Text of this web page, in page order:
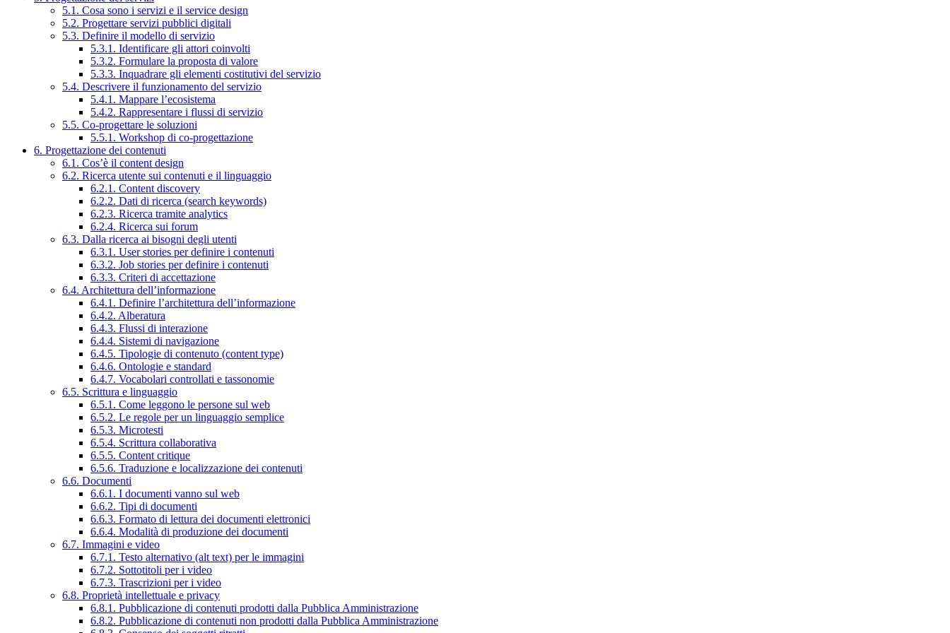
5.1. Cosa sono i servizi e il service design
5.2. Progettare servizi pubblici digitali
5.3. Definire il modello di servizio
5.3.1. Identificare gli attori coinvolti
5.3.2. Formulare la proposta di valore
5.3.3. Inquadrare gli elementi costitutivi del servizio
5.4. Descrivere il funzionamento del servizio
5.4.1. Mappare l’ecosistema
5.4.2. Rappresentare i flussi di servizio
5.5. Co-progettare le soluzioni
5.5.1. Workshop di co-progettazione
6. Progettazione dei contenuti
6.1. Cos’è il content design
6.2. Ricerca utente sui contenuti e il linguaggio
6.2.1. Content discovery
6.2.2. Dati di ricerca (search keywords)
6.2.3. Ricerca tramite analytics
6.2.4. Ricerca sui forum
6.3. Dalla ricerca ai bisogni degli utenti
6.3.1. User stories per definire i contenuti
6.3.2. Job stories per definire i contenuti
6.3.3. Criteri di accettazione
6.4. Architettura dell’informazione
6.4.1. Definire l’architettura dell’informazione
6.4.2. Alberatura
6.4.3. Flussi di interazione
6.4.4. Sistemi di navigazione
6.4.5. Tipologie di contenuto (content type)
6.4.6. Ontologie e standard
6.4.7. Vocabolari controllati e tassonomie
6.5. Scrittura e linguaggio
6.5.1. Come leggono le persone sul web
6.5.2. Le regole per un linguaggio semplice
6.5.3. Microtesti
6.5.4. Scrittura collaborativa
6.5.5. Content critique
6.5.6. Traduzione e localizzazione dei contenuti
6.6. Documenti
6.6.1. I documenti vanno sul web
6.6.2. Tipi di documenti
6.6.3. Formato di lettura dei documenti elettronici
6.6.4. Modalità di produzione dei documenti
6.7. Immagini e video
6.7.1. Testo alternativo (alt text) per le immagini
6.7.2. Sottotitoli per i video
6.7.3. Trascrizioni per i video
6.8. Proprietà intellettuale e privacy
6.8.1. Pubblicazione di contenuti prodotti dalla Pubblica Amministrazione
6.8.2. Pubblicazione di contenuti non prodotti dalla Pubblica Amministrazione